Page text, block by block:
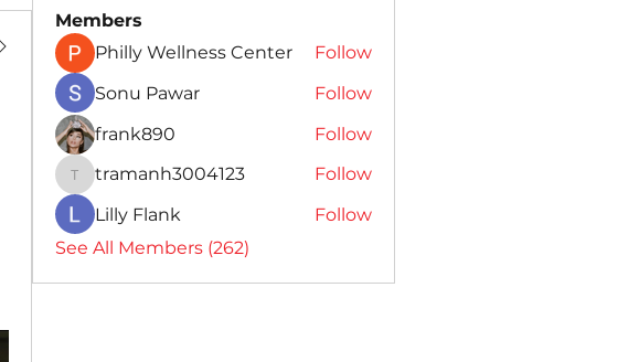
Members
Philly Wellness Center
Follow
Sonu Pawar
Follow
frank890
Follow
tramanh3004123
tramanh3004123
Follow
Lilly Flank
Follow
See All Members (262)